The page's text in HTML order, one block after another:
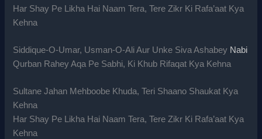
Har Shay Pe Likha Hai Naam Tera, Tere Zikr Ki Rafa’aat Kya
Kehna
Siddique-O-Umar, Usman-O-Ali Aur Unke Siva Ashabey Nabi
Qurban Rahey Aqa Pe Sabhi, Ki Khub Rifaqat Kya Kehna
Sultane Jahan Mehboobe Khuda, Teri Shaano Shaukat Kya
Kehna
Har Shay Pe Likha Hai Naam Tera, Tere Zikr Ki Rafa’aat Kya
Kehna